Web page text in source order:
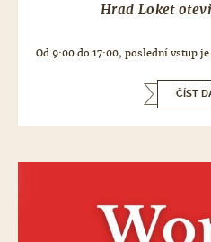
Hrad Loket
Od 9:00 do 17:00, poslední vstup
ČÍST